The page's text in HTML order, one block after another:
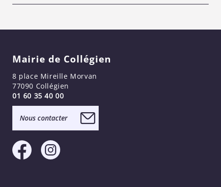
Mairie de Collégien
8 place Mireille Morvan
77090 Collégien
01 60 35 40 00
Nous contacter